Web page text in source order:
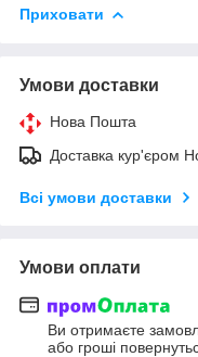
Приховати
Умови доставки
Нова Пошта
Доставка кур'єром
Всі умови доставки
Умови оплати
Ви отримаєте
або гроші